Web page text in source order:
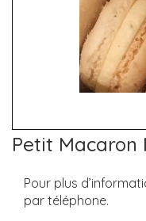
Petit Macaron
Pour plus
par téléphone.